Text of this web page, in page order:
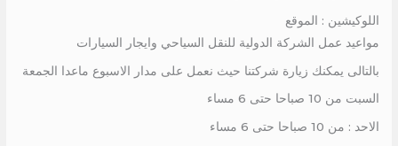
اللوكيشين : الموقع
مواعيد عمل الشركة الدولية للنقل السياحي وايجار السيارات
بالتالى يمكنك زيارة شركتنا حيث نعمل على مدار الاسبوع ماعدا الجمعة
السبت من 10 صباحا حتى 6 مساء
الاحد : من 10 صباحا حتى 6 مساء